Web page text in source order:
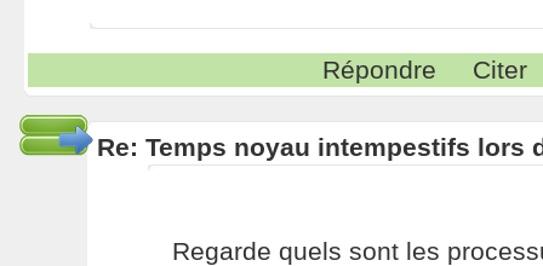
Répondre Citer
Re: Temps noyau intempestifs lors
Regarde quels sont les